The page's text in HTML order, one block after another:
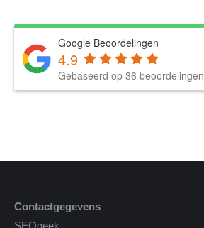
Google Beoordelingen
4.9
Gebaseerd op 36 beoordelingen
Contactgegevens
SEOgeek